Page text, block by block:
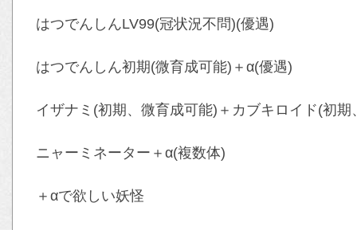
はつでんしんLV99(冠状況不問)(優遇)
はつでんしん初期(微育成可能)＋α(優遇)
イザナミ(初期、微育成可能)＋カブキロイド(初
ニャーミネーター＋α(複数体)
＋αで欲しい妖怪